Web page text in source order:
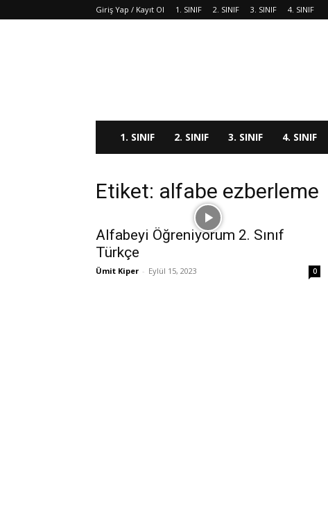
Giriş Yap / Kayıt Ol 1. SINIF 2. SINIF 3. SINIF 4. SINIF
1. SINIF 2. SINIF 3. SINIF 4. SINIF
Etiket: alfabe ezberleme
Alfabeyi Öğreniyorum 2. Sınıf
Türkçe
Ümit Kiper - Eylül 15, 2023 0